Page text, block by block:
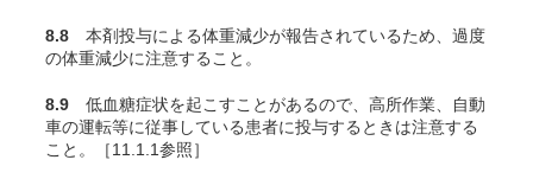
8.8 本剤投与による体重減少が報告されているため、過度
の体重減少に注意すること。
8.9 低血糖症状を起こすことがあるので、高所作業、自動
車の運転等に従事している患者に投与するときは注意する
こと。［11.1.1参照］